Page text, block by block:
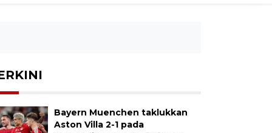
Bayern Muenchen taklukkan
Aston Villa 2-1 pada